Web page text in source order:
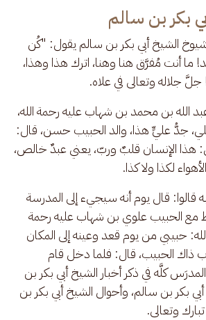
بكر بن سالم
الشيخ أبي بكر بن سالم يقول: "كُن
ما أنت مُفرَّق هنا وهنا، اترك هذا وهذا،
جلاله وتعالى في علاه.
الله بن محمد بن شهاب عليه رحمة الله،
جدُّ عليٍّ هذا، والد الحبيب حسن، قال:
هذا الإنسان قلبٌ وربّ، يعني عبدٌ خالص،
لكذا ولا كذا.
قالوا: قال يوم أنه سيجيء إلى المدرسة
مع الحبيب علوي بن شهاب عليه رحمة
حبيبي من يوم قعد وعينه إلى المكان
ذاك الحبيب، قال: فلما دخل قام
كلَّه في ذكر أخبار الشيخ أبي بكر بن
بكر بن سالم، وأحوال الشيخ أبي بكر بن
وتعالى.